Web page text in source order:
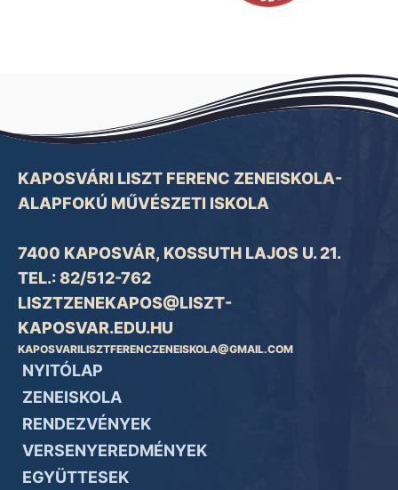
KAPOSVÁRI LISZT FERENC ZENEISKOLA-
ALAPFOKÚ MŰVÉSZETI ISKOLA
7400 KAPOSVÁR, KOSSUTH LAJOS U. 21.
TEL.: 82/512-762
LISZTZENEKAPOS@LISZT-
KAPOSVAR.EDU.HU
KAPOSVARILISZTFERENCZENEISKOLA@GMAIL.COM
NYITÓLAP
ZENEISKOLA
RENDEZVÉNYEK
VERSENYEREDMÉNYEK
EGYÜTTESEK